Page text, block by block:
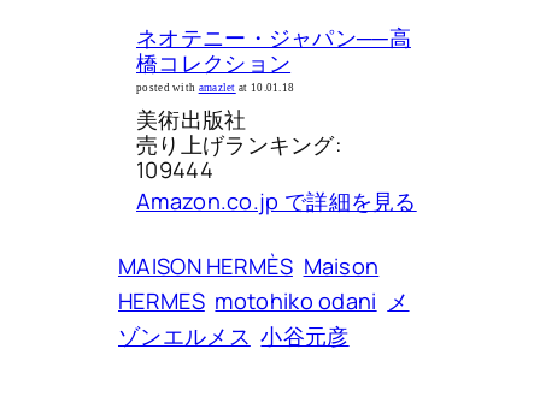
ネオテニー・ジャパン──高
橋コレクション
posted with amazlet at 10.01.18
美術出版社
売り上げランキング:
109444
Amazon.co.jp で詳細を見る
MAISON HERMÈS Maison
HERMES motohiko odani メ
ゾンエルメス 小谷元彦